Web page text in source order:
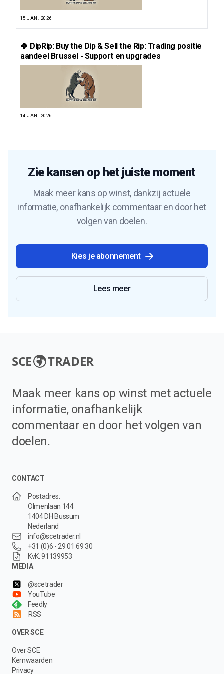
15 JAN. 2026
🍀 DipRip: Buy the Dip & Sell the Rip: Trading positie
aandeel Brussel - Support en upgrades
14 JAN. 2026
Zie kansen op het juiste moment
Maak meer kans op winst, dankzij actuele
informatie, onafhankelijk commentaar en door het
volgen van doelen.
Kies je abonnement
Lees meer
SCE TRADER
Maak meer kans op winst met actuele
informatie, onafhankelijk
commentaar en door het volgen van
doelen.
CONTACT
Postadres:
Olmenlaan 144
1404 DH Bussum
Nederland
info@scetrader.nl
+31 (0)6 - 29 01 69 30
KvK: 91139953
MEDIA
@scetrader
YouTube
Feedly
RSS
OVER SCE
Over SCE
Kernwaarden
Privacy